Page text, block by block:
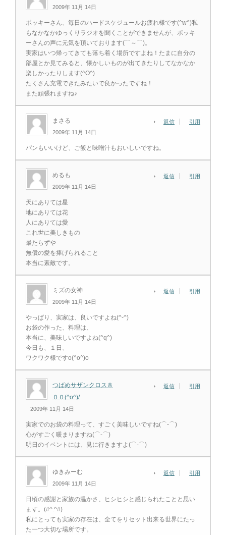
2009年 11月 14日
ポッキーさん、毎日のハードスケジュールお疲れ様です(^w^)私
もなかなかゆっくりラジオを聞くことができませんが、ポッキ
ーさんの声に元気を頂いております(⌒～⌒)。
実家はいつ帰ってきても落ち着く場所ですよね！たまに自分の
部屋とか見てみると、懐かしいものが出てきたりしてなかなか
楽しかったりします(^O^)
たくさん充電できたみたいで良かったですね！
また頑張れますね♪
まさる
2009年 11月 14日
返信 引用
パンもいいけど、ご飯と味噌汁もおいしいですね。
めるも
2009年 11月 14日
返信 引用
天にありては星
地にありては花
人にありては愛
これ世に美しきもの
最たらずや
無償の愛を捧げられること
本当に素敵です。
ミズの女神
2009年 11月 14日
返信 引用
やっぱり、実家は、良いですよね(^-^)
お袋の作った、料理は、
本当に、美味しいですよね(^q^)
今日も、１日、
ワクワク様ですo(^o^)o
つばめサザンクロス８
００(^o^)/
2009年 11月 14日
返信 引用
実家でのお袋の料理って、すごく美味しいですね(⌒‐⌒)
心がすごく暖まりますね(⌒‐⌒)
明日のイベントには、見に行きますよ(⌒‐⌒)
ゆきみーむ
2009年 11月 14日
返信 引用
日頃の感謝と家族の温かさ、ヒシヒシと感じられたことと思い
ます。(#^.^#)
私にとっても実家の存在は、全てをリセット出来る世界にたっ
た一つ大切な場所です。